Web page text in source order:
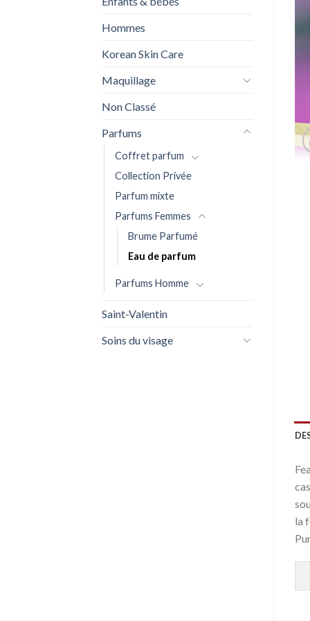
Hommes
Korean Skin Care
Maquillage
Non Classé
Parfums
Coffret parfum
Collection Privée
Parfum mixte
Parfums Femmes
Brume Parfumé
Eau de parfum
Parfums Homme
Saint-Valentin
Soins du visage
la